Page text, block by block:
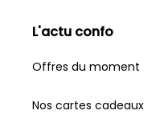
l'actu confo
Offres du moment
Nos cartes cadeaux